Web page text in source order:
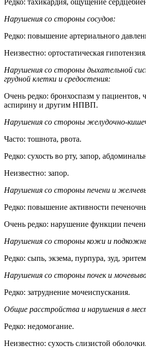
Нарушения со стороны сосудов:
Редко: повышение артериального
Неизвестно: ортостатическая гипотензия.
Нарушения со стороны дыхательной
грудной клетки и средостения:
Очень редко: бронхоспазм у пациентов,
аспирину и другим НПВП.
Нарушения со стороны желудочно-
Часто: тошнота, рвота.
Редко: сухость во рту, запор,
Неизвестно: запор.
Нарушения со стороны печени и
Редко: повышение активности
Очень редко: нарушение функции
Нарушения со стороны кожи и
Редко: сыпь, экзема, пурпура, зуд,
Нарушения со стороны почек и
Редко: затруднение мочеиспускания.
Общие расстройства и нарушения в
Редко: недомогание.
Неизвестно: сухость слизистой оболочки.